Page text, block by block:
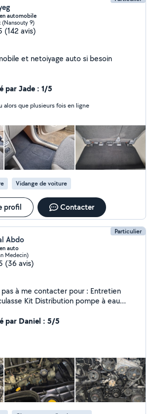
automobile
(Nansouty 9)
(142 avis)
si besoin
par Jade : 1/5
alors que plusieurs fois en ligne
Vidange de voiture
profil Contacter
Particulier
Abdo
auto
Medecin)
(36 avis)
à me contacter pour : Entretien
à eau
de tous les filtres Rotule de
par Daniel : 5/5